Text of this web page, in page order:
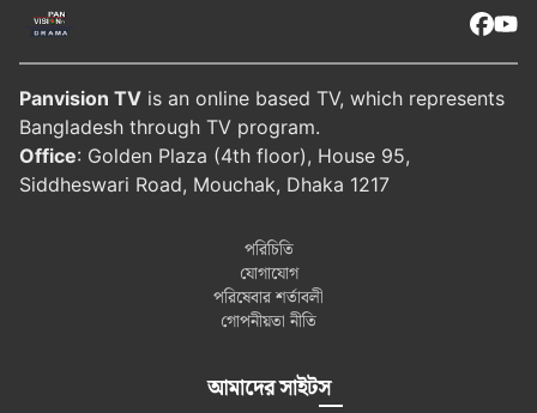
Panvision TV is an online based TV, which represents
Bangladesh through TV program.
Office: Golden Plaza (4th floor), House 95,
Siddheswari Road, Mouchak, Dhaka 1217
পরিচিতি
যোগাযোগ
পরিষেবার শর্তাবলী
গোপনীয়তা নীতি
আমাদের সাইটস